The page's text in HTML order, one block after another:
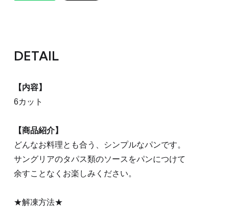
DETAIL
【内容】
6カット
【商品紹介】
どんなお料理とも合う、シンプルなパンです。
サングリアのタパス類のソースをパンにつけて
余すことなくお楽しみください。
★解凍方法★